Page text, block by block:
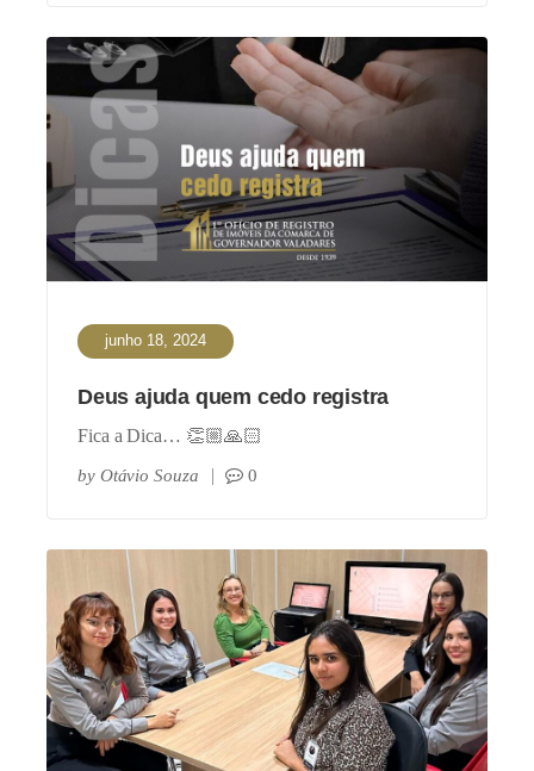
junho 18, 2024
Deus ajuda quem cedo registra
Fica a Dica… 👏🏼🙏🏻
by Otávio Souza 0